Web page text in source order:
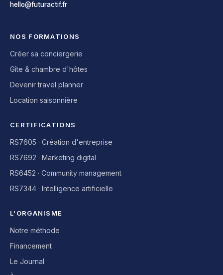
hello@futuractif.fr
NOS FORMATIONS
Créer sa conciergerie
Gîte & chambre d'hôtes
Devenir travel planner
Location saisonnière
CERTIFICATIONS
RS7605 · Création d'entreprise
RS7692 · Marketing digital
RS6452 · Community management
RS7344 · Intelligence artificielle
L'ORGANISME
Notre méthode
Financement
Le Journal